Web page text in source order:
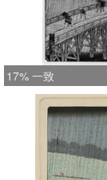
17% 一致